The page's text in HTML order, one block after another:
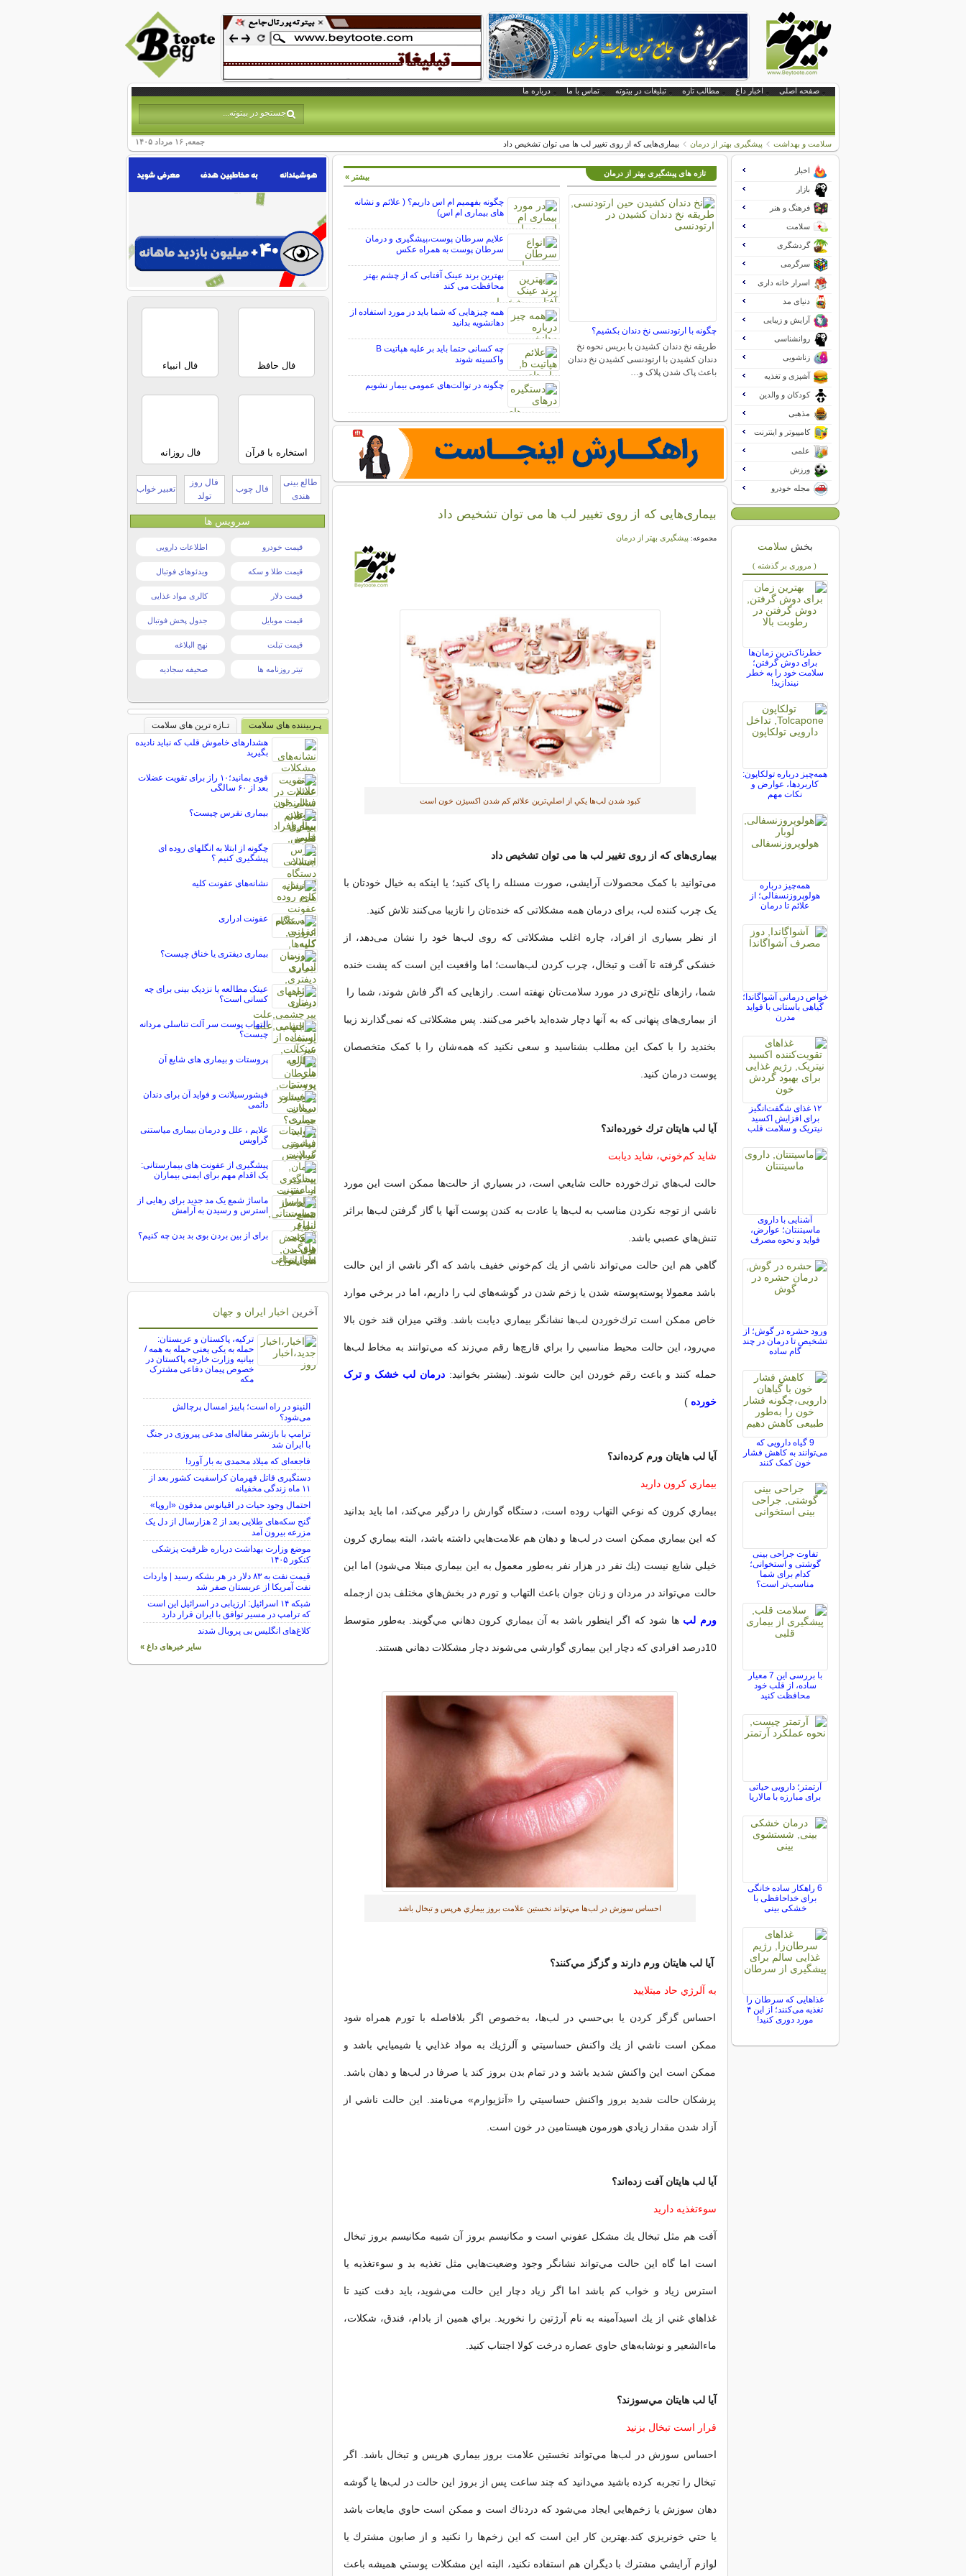
صفحه اصلی اخبار داغ مطالب تازه تبلیغات در بیتوته تماس با ما درباره ما
جمعه, ۱۶ مرداد ۱۴۰۵ سلامت و بهداشت پیشگیری بهتر از درمان بیماری‌هایی که از روی تغییر لب ها می توان تشخیص داد
تازه های پیشگیری بهتر از درمان
چگونه با ارتودنسی نخ دندان بکشیم؟
طریقه نخ دندان کشیدن با بریس نحوه نخ
دندان کشیدن با ارتودنسی کشیدن نخ دندان
باعث پاک شدن پلاک و…
چگونه بفهمیم ام اس داریم؟ ( علائم و نشانه
های بیماری ام اس)
علایم سرطان پوست،پیشگیری و درمان
سرطان پوست به همراه عکس
بهترین برند عینک آفتابی که از چشم بهتر
محافظت می کند
همه چیزهایی که شما باید در مورد استفاده از
دهانشویه بدانید
چه کسانی حتما باید بر علیه هپاتیت B
واکسینه شوند
چگونه در توالت‌های عمومی بیمار نشویم
بیشتر »
بیماری‌هایی که از روی تغییر لب ها می توان تشخیص داد
مجموعه: پیشگیری بهتر از درمان
كبود شدن لب‌ها يكي از اصلي‌ترين علائم كم شدن اكسيژن خون است
بیماری‌های که از روی تغییر لب ها می توان تشخیص داد
می‌توانید با کمک محصولات آرایشی، صورت مسئله را پاک کنید؛ یا اینکه به خیال خودتان با
یک چرب کننده لب، برای درمان همه مشکلاتی که خنده‌تان را نازیبا می‌کنند تلاش کنید.
از نظر بسیاری از افراد، چاره اغلب مشکلاتی که روی لب‌ها خود را نشان می‌دهد، از
خشکی گرفته تا آفت و تبخال، چرب کردن لب‌هاست؛ اما واقعیت این است که پشت خنده
شما، راز‌های تلخ‌تری در مورد سلامت‌تان نهفته است. راز‌هایی که اگر فاش شوند، شما را
از بیماری‌های پنهانی که به آنها دچار شده‌اید باخبر می‌کنند. پس مشکلاتی که نمی‌گذارند زیبا
بخندید را با کمک این مطلب بشناسید و سعی نکنید که همه‌شان را با کمک متخصصان
پوست درمان کنید.
آیا لب هایتان ترك خورده‌اند؟
شايد كم‌خوني، شايد ديابت
حالت لب‌هاي ترك‌خورده حالت شايعي است، در بسياري از حالت‌ها ممكن است اين مورد
ناشي از توجه نكردن مناسب به لب‌ها يا عادت به كندن پوست آنها يا گاز گرفتن لب‌ها براثر
تنش‌هاي عصبي باشد.
گاهي هم اين حالت مي‌تواند ناشي از يك كم‌خوني خفيف باشد كه اگر ناشي از اين حالت
باشد معمولا پوسته‌پوسته شدن يا زخم شدن در گوشه‌هاي لب را داريم، اما در برخي موارد
خاص ممكن است ترك‌خوردن لب‌ها نشانگر بيماري ديابت باشد. وقتي ميزان قند خون بالا
مي‌رود، اين حالت محيط مناسبي را براي قارچ‌ها رقم مي‌زند كه مي‌توانند به مخاط لب‌ها
حمله كنند و باعث رقم خوردن اين حالت شوند. (بیشتر بخوانید: درمان لب خشک و ترک
خورده )
آیا لب هایتان ورم كرده‌اند؟
بيماري كرون داريد
بيماري كرون كه نوعي التهاب روده است، دستگاه گوارش را درگير مي‌كند، اما بايد بدانيد
كه اين بيماري ممكن است در لب‌ها و دهان هم علامت‌هايي داشته باشد، البته بيماري كرون
خيلي شايع نيست (يك نفر در هزار نفر به‌طور معمول به اين بيماري مبتلا مي‌شود) اما اين
حالت مي‌تواند در مردان و زنان جوان باعث التهاب و تورم در بخش‌هاي مختلف بدن ازجمله
ورم لبها شود كه اگر اينطور باشد به آن بيماري كرون دهاني مي‌گويند. به‌طور متوسط
10درصد افرادي كه دچار اين بيماري گوارشي مي‌شوند دچار مشكلات دهاني هستند.
احساس سوزش در لب‌ها مي‌تواند نخستين علامت بروز بيماري هرپس و تبخال باشد
آیا لب هایتان ورم دارند و گزگز مي‌كنند؟
به آلرژي حاد مبتلاييد
احساس گزگز كردن يا بي‌حسي در لب‌ها، به‌خصوص اگر بلافاصله با تورم همراه شود
ممكن است ناشي از يك واكنش حساسيتي و آلرژيك به مواد غذايي يا شيميايي باشد و
ممكن است اين واكنش شديد باشد و در تمام بدن بروز كند يا صرفا در لب‌ها و دهان باشد.
پزشكان حالت شديد بروز واكنش حساسيتي را «آنژيوارم» مي‌نامند. اين حالت ناشي از
آزاد شدن مقدار زيادي هورمون هيستامين در خون است.
آیا لب هایتان آفت زده‌اند؟
سوءتغذيه داريد
آفت هم مثل تبخال يك مشكل عفوني است و مكانيسم بروز آن شبيه مكانيسم بروز تبخال
است اما گاه اين حالت مي‌تواند نشانگر وجود وضعيت‌هايي مثل تغذيه بد و سوءتغذيه يا
استرس زياد و خواب كم باشد اما اگر زياد دچار اين حالت مي‌شويد، بايد دقت كنيد تا
غذاهاي غني از يك اسيدآمينه به نام آرژتين را نخوريد. براي همين از بادام، فندق، شكلات،
ماءالشعير و نوشابه‌هاي حاوي عصاره درخت كولا اجتناب كنيد.
آیا لب هایتان مي‌سوزند؟
قرار است تبخال بزنيد
احساس سوزش در لب‌ها مي‌تواند نخستين علامت بروز بيماري هرپس و تبخال باشد. اگر
تبخال را تجربه كرده باشيد مي‌دانيد كه چند ساعت پس از بروز اين حالت در لب‌ها يا گوشه
دهان سوزش يا زخم‌هايي ايجاد مي‌شود كه دردناك است و ممكن است حاوي مايعات باشد
يا حتي خونريزي كند.بهترين كار اين است كه اين زخم‌ها را نكنيد و از صابون مشترك يا
لوازم آرايشي مشترك با ديگران هم استفاده نكنيد، البته اين مشكلات پوستي هميشه باعث
اخبار
بازار
فرهنگ و هنر
سلامت
گردشگری
سرگرمی
اسرار خانه داری
دنیای مد
آرایش و زیبایی
روانشناسی
زناشویی
آشپزی و تغذیه
کودکان و والدین
مذهبی
کامپیوتر و اینترنت
علمی
ورزش
مجله خودرو
بخش سلامت
( مروری بر گذشته )
خطرناک‌ترین زمان‌ها
برای دوش گرفتن؛
سلامت خود را به خطر
نیندازید!
همه‌چیز درباره تولکاپون:
کاربردها، عوارض و
نکات مهم
همه‌چیز درباره
هولوپروزنسفالی؛ از
علائم تا درمان
خواص درمانی آشواگاندا؛
گیاهی باستانی با فواید
مدرن
۱۲ غذای شگفت‌انگیز
برای افزایش اکسید
نیتریک و سلامت قلب
آشنایی با داروی
ماسیتنتان؛ عوارض،
فواید و نحوه مصرف
ورود حشره در گوش؛ از
تشخیص تا درمان در چند
گام ساده
9 گیاه دارویی که
می‌توانند به کاهش فشار
خون کمک کنند
تفاوت جراحی بینی
گوشتی و استخوانی؛
کدام برای شما
مناسب‌تر است؟
با بررسی این 7 معیار
ساده، از قلب خود
محافظت کنید
آرتمتر؛ دارویی حیاتی
برای مبارزه با مالاریا
6 راهکار ساده خانگی
برای خداحافظی با
خشکی بینی
غذاهایی که سرطان را
تغذیه می‌کنند؛ از این ۴
مورد دوری کنید!
فال حافظ فال انبیاء
استخاره با قرآن فال روزانه
طالع بینی
هندی
فال چوب
فال روز
تولد
تعبیر خواب
سرویس ها
قیمت خودرو اطلاعات دارویی
قیمت طلا و سکه ویدئوهای فوتبال
قیمت دلار کالری مواد غذایی
قیمت موبایل جدول پخش فوتبال
قیمت تبلت نهج البلاغه
تیتر روزنامه ها صحیفه سجادیه
پـربیننده های سلامت
تـازه ترین های سلامت
هشدارهای خاموش قلب که نباید نادیده
بگیرید
قوی بمانید؛۱۰ راز برای تقویت عضلات
بعد از ۶۰ سالگی
بیماری نقرس چیست؟
چگونه از ابتلا به انگلهای روده‌ ای
پیشگیری کنیم ؟
نشانه‌های عفونت کلیه
عفونت ادراری
بیماری دیفتری یا خناق چیست؟
عینک مطالعه یا نزدیک بینی برای چه
کسانی است؟
التهاب پوست سر آلت تناسلی مردانه
چیست؟
پروستات و بیماری های شایع آن
فیشورسیلانت و فواید آن برای دندان
دائمی
علایم ، علل و درمان بیماری میاستنی
گراویس
پیشگیری از عفونت های بیمارستانی:
یک اقدام مهم برای ایمنی بیماران
ماساژ شمع یک مد جدید برای رهایی از
استرس و رسیدن به آرامش
برای از بین بردن بوی بد بدن چه کنیم؟
آخرین اخبار ایران و جهان
ترکیه، پاکستان و عربستان:
حمله به یکی یعنی حمله به همه /
بیانیه وزارت خارجه پاکستان در
خصوص پیمان دفاعی مشترک
مکه
النینو در راه است؛ پاییز امسال پرچالش
می‌شود؟
ترامپ با بازنشر مقاله‌ای مدعی پیروزی در جنگ
با ایران شد
فاجعه‌ای که میلاد محمدی به بار آورد!
دستگیری قاتل قهرمان کراسفیت کشور بعد از
۱۱ ماه زندگی مخفیانه
احتمال وجود حیات در اقیانوس مدفون «اروپا»
گنج سکه‌های طلایی بعد از 2 هزارسال از دل یک
مزرعه بیرون آمد
موضع وزارت بهداشت درباره ظرفیت پزشکی
کنکور ۱۴۰۵
قیمت نفت به ۸۳ دلار در هر بشکه رسید | واردات
نفت آمریکا از عربستان صفر شد
شبکه ۱۴ اسرائیل: ارزیابی در اسرائیل این است
که ترامپ در مسیر توافق با ایران قرار دارد
کلاغ‌های انگلیس بی پروبال شدند
سایر خبرهای داغ »